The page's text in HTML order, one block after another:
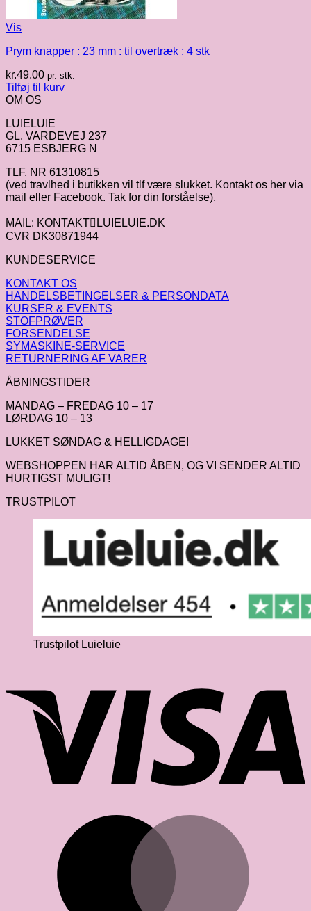
Vis
Prym knapper : 23 mm : til overtræk : 4 stk
kr.49.00 pr. stk.
Tilføj til kurv
OM OS
LUIELUIE
GL. VARDEVEJ 237
6715 ESBJERG N
TLF. NR 61310815
(ved travlhed i butikken vil tlf være slukket. Kontakt os her via
mail eller Facebook. Tak for din forståelse).
MAIL: KONTAKTLUIELUIE.DK
CVR DK30871944
KUNDESERVICE
KONTAKT OS
HANDELSBETINGELSER & PERSONDATA
KURSER & EVENTS
STOFPRØVER
FORSENDELSE
SYMASKINE-SERVICE
RETURNERING AF VARER
ÅBNINGSTIDER
MANDAG – FREDAG 10 – 17
LØRDAG 10 – 13
LUKKET SØNDAG & HELLIGDAGE!
WEBSHOPPEN HAR ALTID ÅBEN, OG VI SENDER ALTID
HURTIGST MULIGT!
TRUSTPILOT
Trustpilot Luieluie